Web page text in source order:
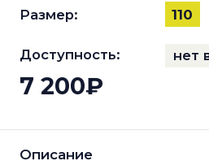
Размер: 110
Доступность: нет
7 200₽
Описание